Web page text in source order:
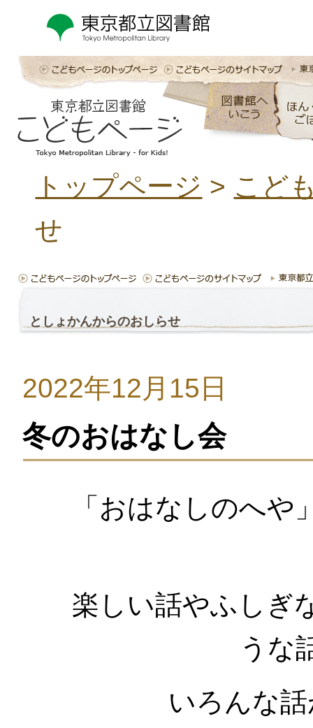
トップページ > こど
せ
としょかんからのおしらせ
2022年12月15日
冬のおはなし会
「おはなしのへ
楽しい話やふしぎ
うな
いろんな